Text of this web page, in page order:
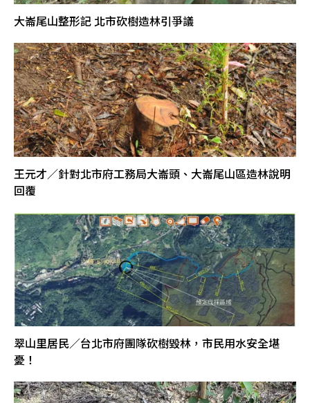
大崙尾山整形記 北市砍樹造林引爭議
王元才／針對北市府工務局大崙頭、大崙尾山區造林說明
回覆
翠山里居民／台北市府團隊砍樹毀林，市民用水安全堪
憂！